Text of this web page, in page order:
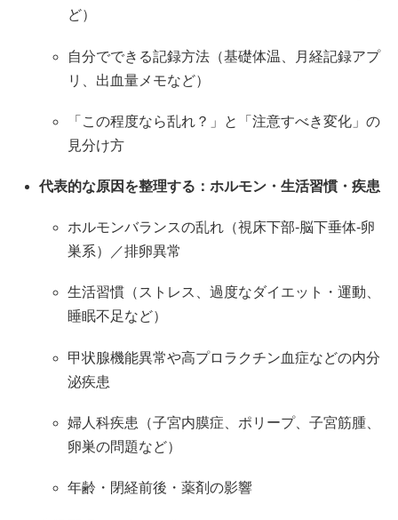
ど）
自分でできる記録方法（基礎体温、月経記録アプ
リ、出血量メモなど）
「この程度なら乱れ？」と「注意すべき変化」の
見分け方
代表的な原因を整理する：ホルモン・生活習慣・疾患
ホルモンバランスの乱れ（視床下部‐脳下垂体‐卵
巣系）／排卵異常
生活習慣（ストレス、過度なダイエット・運動、
睡眠不足など）
甲状腺機能異常や高プロラクチン血症などの内分
泌疾患
婦人科疾患（子宮内膜症、ポリープ、子宮筋腫、
卵巣の問題など）
年齢・閉経前後・薬剤の影響